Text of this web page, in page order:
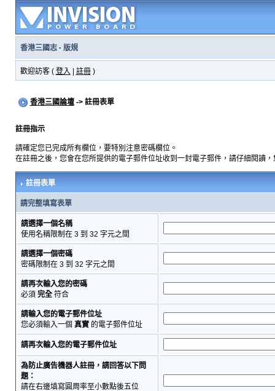
香港三國志· 版規
歡迎訪客 ( 登入 註冊)
香港三國論壇-> 註冊表單
註冊指示
請確定您已完成所有欄位，要特別注意密碼欄位。
在註冊之後，您會在您所提供的電子郵件位址收到一封電子郵件，請仔細閱讀
註冊表單
請完整填寫表單
請選擇一個名稱
使用名稱限制在 3 到 32 字元之間
請選擇一個密碼
密碼限制在 3 到 32 字元之間
請再次輸入您的密碼
必須 完全符合
請輸入您的電子郵件位址
您必須輸入一個 真實的電子郵件位址
請再次輸入您的電子郵件位址
為防止廣告機器人註冊，請回答以下問
題：
請在右邊填寫圓周率至小數點後五位